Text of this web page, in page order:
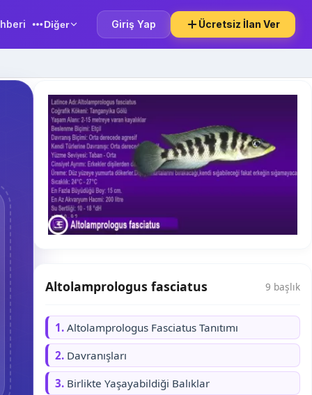
Diğer Giriş Yap Ücretsiz İlan Ver
Altolamprologus fasciatus 9 başlık
1. Altolamprologus Fasciatus Tanıtımı
2. Davranışları
3. Birlikte Yaşayabildiği Balıklar